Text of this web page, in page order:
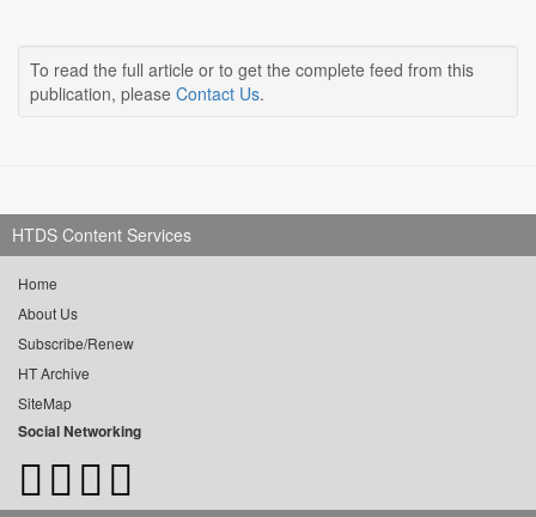
To read the full article or to get the complete feed from this
publication, please Contact Us.
HTDS Content Services
Home
About Us
Subscribe/Renew
HT Archive
SiteMap
Social Networking